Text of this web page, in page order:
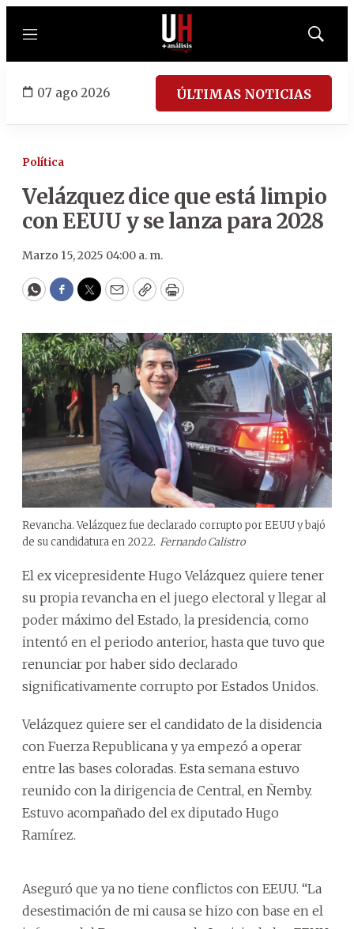
Menú
Mostrar
07 ago 2026 ÚLTIMAS NOTICIAS
Política
Velázquez dice que está limpio
con EEUU y se lanza para 2028
Marzo 15, 2025 04:00 a. m.
WhatsApp
Facebook
Twitter
EmailCopyPrint
Revancha. Velázquez fue declarado corrupto por EEUU y bajó
de su candidatura en 2022. Fernando Calistro
El ex vicepresidente Hugo Velázquez quiere tener
su propia revancha en el juego electoral y llegar al
poder máximo del Estado, la presidencia, como
intentó en el periodo anterior, hasta que tuvo que
renunciar por haber sido declarado
significativamente corrupto por Estados Unidos.
Velázquez quiere ser el candidato de la disidencia
con Fuerza Republicana y ya empezó a operar
entre las bases coloradas. Esta semana estuvo
reunido con la dirigencia de Central, en Ñemby.
Estuvo acompañado del ex diputado Hugo
Ramírez.
Aseguró que ya no tiene conflictos con EEUU. “La
desestimación de mi causa se hizo con base en el